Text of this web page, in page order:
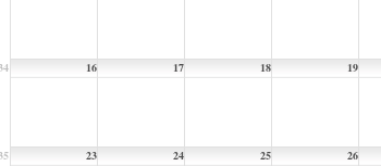
16 17 18 19
23 24 25 26